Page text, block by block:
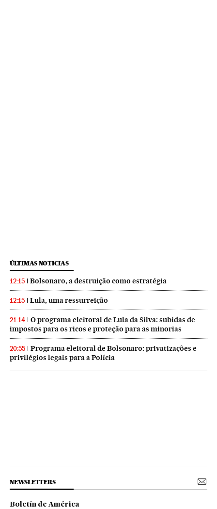
ÚLTIMAS NOTICIAS
12:15 Bolsonaro, a destruição como estratégia
12:15 Lula, uma ressurreição
21:14
O programa eleitoral de Lula da Silva: subidas de
impostos para os ricos e proteção para as minorias
20:55
Programa eleitoral de Bolsonaro: privatizações e
privilégios legais para a Polícia
NEWSLETTERS
Boletín de América